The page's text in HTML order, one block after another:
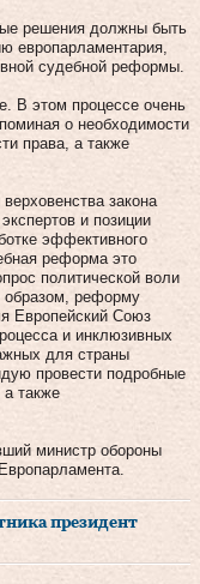
решения должны быть
европарламентария,
судебной реформы.
В этом процессе очень
о необходимости
права, а также
закона
и позиции
эффективного
реформа это
политической воли
образом, реформу
Европейский Союз
и инклюзивных
для страны
провести подробные
а также
министр обороны
президент